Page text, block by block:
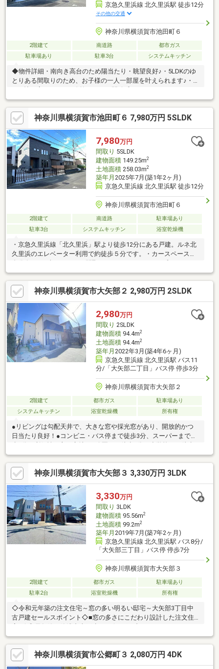
京急久里浜線 北久里浜駅 徒歩12分
その他の交通
神奈川県横須賀市池田町６
2階建て 南道路
都市ガス
駐車場あり
駐車3台 システムキッチン
◆物件詳細・南向き高台のため陽当たり・眺望良好♪・5LDKのゆ
とりある間取りのため、お子様の一人一部屋を叶えられます♪・約
26.5帖の広々LDKには吹抜けがあり開放感があります♪・パントリ
ーやランドリールームがあり快適に生活できます♪・各居室にクロ
ーゼットはもちろん、別途ウォークインクローゼットがあります
♪・京急久里浜線「北久里浜」駅との道中でルネ久里浜のエレベー
ターが使用すると、 「北久里浜」駅まで約徒歩5分です♪普段の
通勤も楽ちんです♪ （別途使用料および手続きが必要です）
神奈川県横須賀市池田町６ 7,980万円 5SLDK
7,980万円
間取り 5SLDK
建物面積149.25m2
土地面積258.03m2
築年月 2025年7月(築1年2ヶ月)
京急久里浜線 北久里浜駅 徒歩12分
神奈川県横須賀市池田町６
2階建て 南道路
駐車場あり
駐車3台
システムキッチン 浴室乾燥機
・京急久里浜線「北久里浜」駅より徒歩12分にある戸建。ルネ北
久里浜のエレベーター利用で約徒歩５分です。・カースペース４
5SLDK。・家族のつながりを感じられる吹き抜けリビングは、約
26.5帖の大空間！・欲しい場所にしっかり収納があり快適な動線
の住まいです！・池田町６丁目にお住まいの方は、北久里浜駅ま
ですぐに行けるルネ北久里浜のエレベーターが利用できます。
（月々の使用料、使用にあっての手続きが必要です。
神奈川県横須賀市大矢部２ 2,980万円 2SLDK
2,980万円
間取り 2SLDK
建物面積94.4m2
土地面積94.4m2
築年月 2022年3月(築4年6ヶ月)
京急久里浜線 北久里浜駅 バス11
分/「大矢部二丁目」バス停 停歩3分
神奈川県横須賀市大矢部２
2階建て 都市ガス
駐車場あり
システムキッチン
浴室乾燥機 所有権
●リビングは勾配天井で、大きな窓や採光窓があり、開放的かつ
日当たり良好！●コンビニ・バス停まで徒歩3分、スーパーまで徒
歩5分で利便性の良い立地！●公園まで徒歩1分、小学校まで徒歩9
分、中学校まで徒歩22分で子育て世代にオススメ！●各居室に収
納、リビングにはロフトもあり収納には困りません！●リビング
と水回りが同じフロアにあり、家事動線が楽々！
神奈川県横須賀市大矢部３ 3,330万円 3LDK
3,330万円
間取り 3LDK
建物面積95.56m2
土地面積99.2m2
築年月 2019年7月(築7年2ヶ月)
京急久里浜線 北久里浜駅 バス8分/
「大矢部三丁目」バス停 停歩7分
神奈川県横須賀市大矢部３
2階建て 都市ガス
駐車場あり
駐車2台
浴室乾燥機 所有権
◇令和元年築の注文住宅～窓の多い明るい邸宅～大矢部3丁目中
古戸建セールスポイント◇■窓の多さにこだわり設計した注文住
り■お子様が喜ぶキャラクター付きクロスを使用している箇所あ
り■カースペース2台分あり（1台は小さめの軽のみ可）■おしゃれ
なインナーバルコニー■2階洋室は勾配天井■SICやWICなど収納豊
富■お風呂にTVあり■インスペクション調査済み
神奈川県横須賀市公郷町３ 2,080万円 4DK